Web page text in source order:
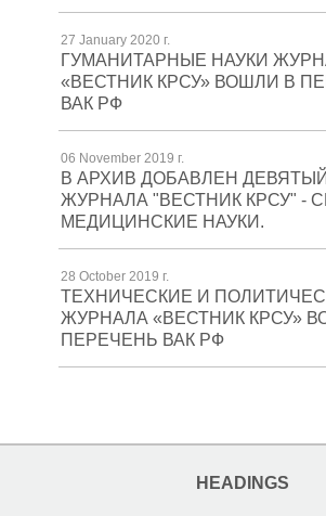
27 January 2020 г.
ГУМАНИТАРНЫЕ НАУКИ
«ВЕСТНИК КРСУ» ВОШЛИ В
ВАК РФ
06 November 2019 г.
В АРХИВ ДОБАВЛЕН
ЖУРНАЛА "ВЕСТНИК КРСУ" -
МЕДИЦИНСКИЕ НАУКИ.
28 October 2019 г.
ТЕХНИЧЕСКИЕ И
ЖУРНАЛА «ВЕСТНИК КРСУ»
ПЕРЕЧЕНЬ ВАК РФ
HEADINGS